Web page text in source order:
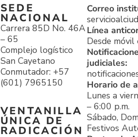
SEDE
NACIONAL
Carrera 85D No. 46A
– 65
Complejo logístico
San Cayetano
Conmutador: +57
(601) 7965150
VENTANILLA
ÚNICA DE
RADICACIÓN
Correo
Línea
Desde
judiciales:
Horario de
Lunes a
– 6:00 p.m.
Sábado,
Festivos